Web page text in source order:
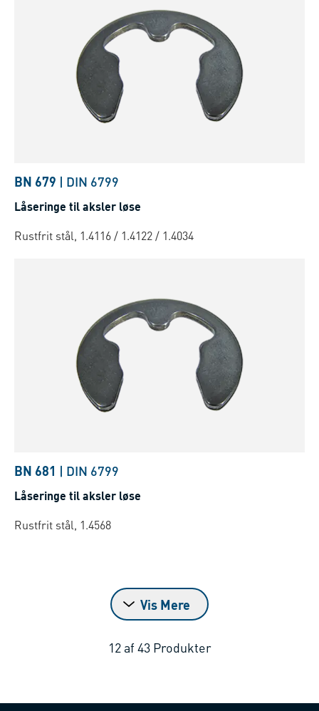
BN 679 | DIN 6799
Låseringe til aksler løse
Rustfrit stål, 1.4116 / 1.4122 / 1.4034
BN 681 | DIN 6799
Låseringe til aksler løse
Rustfrit stål, 1.4568
Vis Mere
12 af 43 Produkter